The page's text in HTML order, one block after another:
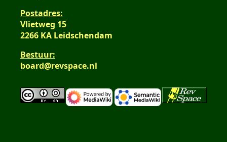
Postadres:
Vlietweg 15
2266 KA Leidschendam
Bestuur:
board@revspace.nl